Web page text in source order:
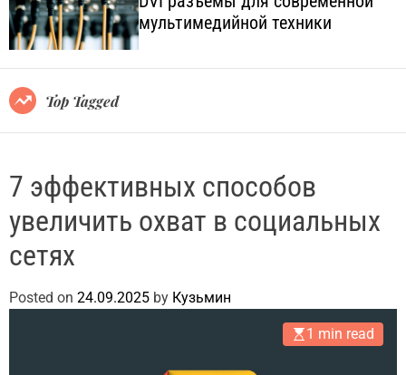
l
.
c
o
m
o
l
e
мультимедийной техники
Top Tagged
7 эффективных способов
увеличить охват в социальных
сетях
Posted on 24.09.2025 by Кузьмин
1 min read